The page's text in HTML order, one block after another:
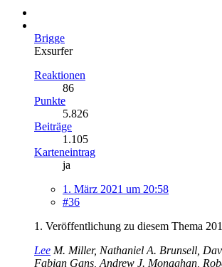
Brigge
Exsurfer
Reaktionen
86
Punkte
5.826
Beiträge
1.105
Karteneintrag
ja
1. März 2021 um 20:58
#36
1. Veröffentlichung zu diesem Thema
Lee M. Miller, Nathaniel A. Brunsell,
Fabian Gans, Andrew J. Monaghan,